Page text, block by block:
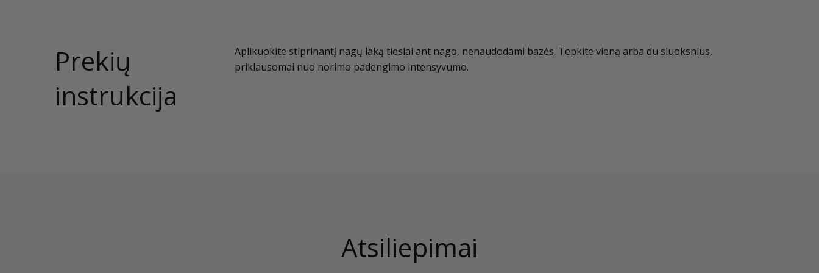
Prekių
instrukcija
Aplikuokite stiprinantį nagų laką tiesiai ant nago, nenaudodami bazės. Tepkite vieną arba du sluoksnius,
priklausomai nuo norimo padengimo intensyvumo.
Atsiliepimai